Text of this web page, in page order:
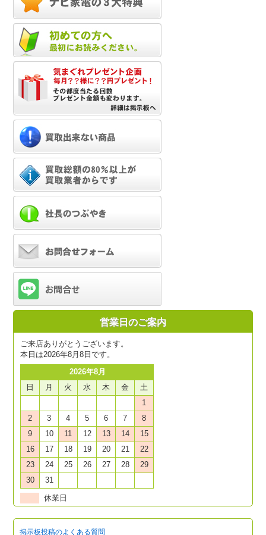
営業日のご案内
ご来店ありがとうございます。
本日は2026年8月8日です。
2026年8月
日
月 火 水 木 金
土
1
2
3 4 5 6 7
8
9
10 11 12 13 14
15
16
17 18 19 20 21
22
23
24 25 26 27 28
29
30
31
休業日
掲示板投稿のよくある質問